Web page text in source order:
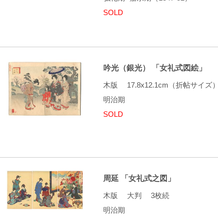
SOLD
吟光（銀光） 「女礼式図絵」
木版 17.8x12.1cm（折帖サイ
明治期
SOLD
周延 「女礼式之図」
木版 大判 3枚続
明治期